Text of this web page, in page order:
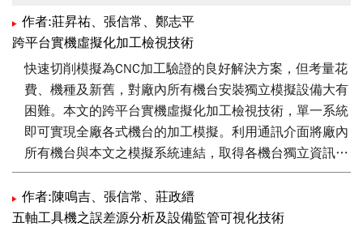
作者:莊昇祐、張信常、鄭志平
跨平台實機虛擬化加工檢視技術
快速切削模擬為CNC加工驗證的良好解決方案，但考量花
費、機種及新舊，對廠內所有機台安裝獨立模擬設備大有
困難。本文的跨平台實機虛擬化加工檢視技術，單一系統
即可實現全廠各式機台的加工模擬。利用通訊介面將廠內
所有機台與本文之模擬系統連結，取得各機台獨立資訊，
配合以對應機台構型建置的運動鏈，模擬出在加工區內與
實機高一致性的虛擬加工環境。執行NC(Numerical
Control)碼即可快速檢視正確性與預估工時，並於3D畫面
作者:陳鳴吉、張信常、莊政縉
五軸工具機之誤差源分析及設備監管可視化技術